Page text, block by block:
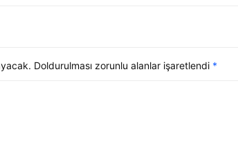
Doldurulması zorunlu alanlar işaretlendi *